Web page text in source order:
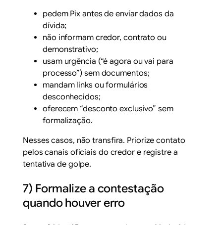
pedem Pix antes de enviar dados da
dívida;
não informam credor, contrato ou
demonstrativo;
usam urgência (“é agora ou vai para
processo”) sem documentos;
mandam links ou formulários
desconhecidos;
oferecem “desconto exclusivo” sem
formalização.
Nesses casos, não transfira. Priorize contato
pelos canais oficiais do credor e registre a
tentativa de golpe.
7) Formalize a contestação
quando houver erro